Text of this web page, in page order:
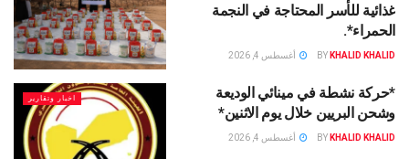
غذائية للأسر المحتاجة في النجمة
الحمراء*.
BY KHALID KHALID أغسطس 4, 2026
اخبار وتقارير
*حركة نشطة في مينائي الوديعة
وشحن البريين خلال يوم الاثنين*
BY KHALID KHALID أغسطس 4, 2026